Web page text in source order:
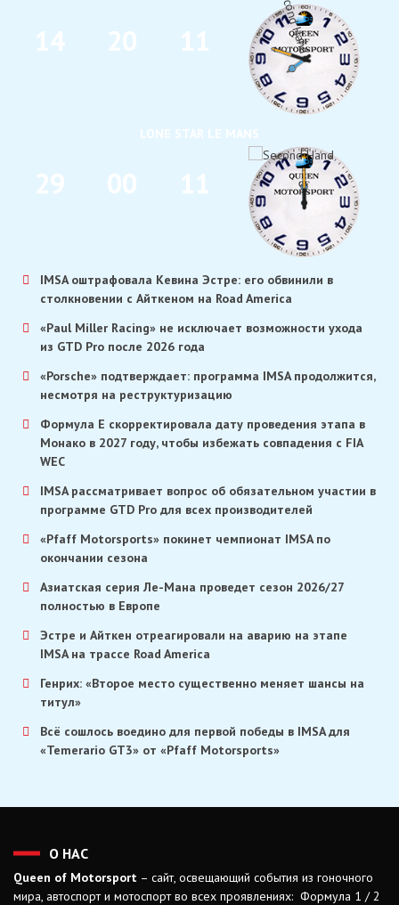
14 20 11
LONE STAR LE MANS
29 00 11
IMSA оштрафовала Кевина Эстре: его обвинили в
столкновении с Айткеном на Road America
«Paul Miller Racing» не исключает возможности ухода
из GTD Pro после 2026 года
«Porsche» подтверждает: программа IMSA продолжится,
несмотря на реструктуризацию
Формула E скорректировала дату проведения этапа в
Монако в 2027 году, чтобы избежать совпадения с FIA
WEC
IMSA рассматривает вопрос об обязательном участии в
программе GTD Pro для всех производителей
«Pfaff Motorsports» покинет чемпионат IMSA по
окончании сезона
Азиатская серия Ле-Мана проведет сезон 2026/27
полностью в Европе
Эстре и Айткен отреагировали на аварию на этапе
IMSA на трассе Road America
Генрих: «Второе место существенно меняет шансы на
титул»
Всё сошлось воедино для первой победы в IMSA для
«Temerario GT3» от «Pfaff Motorsports»
О НАС
Queen of Motorsport – сайт, освещающий события из гоночного
мира, автоспорт и мотоспорт во всех проявлениях: Формула 1 / 2